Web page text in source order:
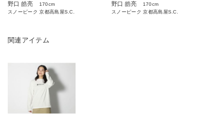
野口 皓亮
170cm
スノーピーク 京都高島屋S.C.
野口 皓亮
170cm
スノーピーク 京都高島屋S.C.
関連アイテム